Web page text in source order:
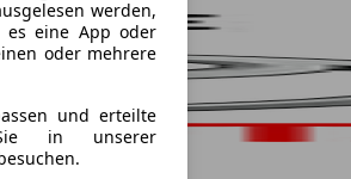
werden,
es eine App oder
oder mehrere
und erteilte
in unserer